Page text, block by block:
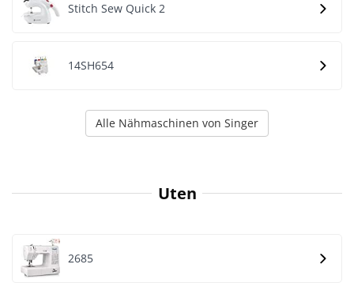
Stitch Sew Quick 2
‎14SH654
Alle Nähmaschinen von Singer
Uten
2685